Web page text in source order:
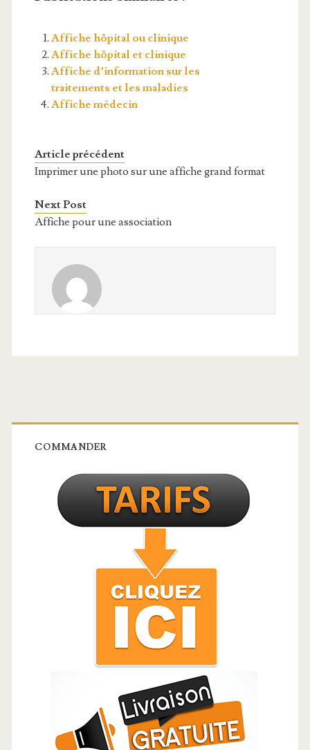
Affiche hôpital ou clinique
Affiche hôpital et clinique
Affiche d’information sur les
traitements et les maladies
Affiche médecin
Article précédent
Imprimer une photo sur une affiche grand format
Next Post
Affiche pour une association
Barre
latérale
principale
COMMANDER